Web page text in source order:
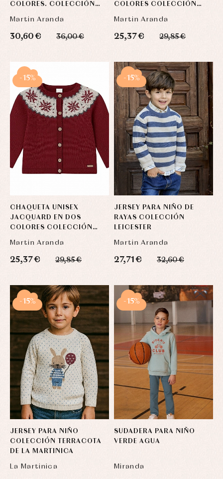
COLORES. COLECCIÓN
Martin Aranda
30,60 € 36,00 €
COLORES COLECCIÓN
Martin Aranda
25,37 € 29,85 €
CHAQUETA UNISEX
JACQUARD EN DOS
COLORES COLECCIÓN
Martin Aranda
25,37 € 29,85 €
-15%
JERSEY PARA NIÑO DE
RAYAS COLECCIÓN
LEICESTER
Martin Aranda
27,71 € 32,60 €
-15%
JERSEY PARA NIÑO
COLECCIÓN TERRACOTA
DE LA MARTINICA
La Martinica
-15%
SUDADERA PARA NIÑO
VERDE AGUA
Miranda
-15%